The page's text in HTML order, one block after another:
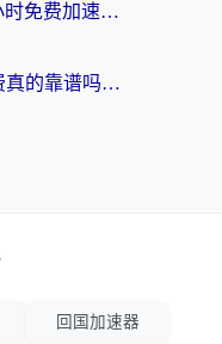
海外党自救指南：用一个小时免费加速器，轻松打破国内资源访问壁垒？
海外党必看：中国VPN免费真的靠谱吗？手把手教你选对回国加速器
回国加速器